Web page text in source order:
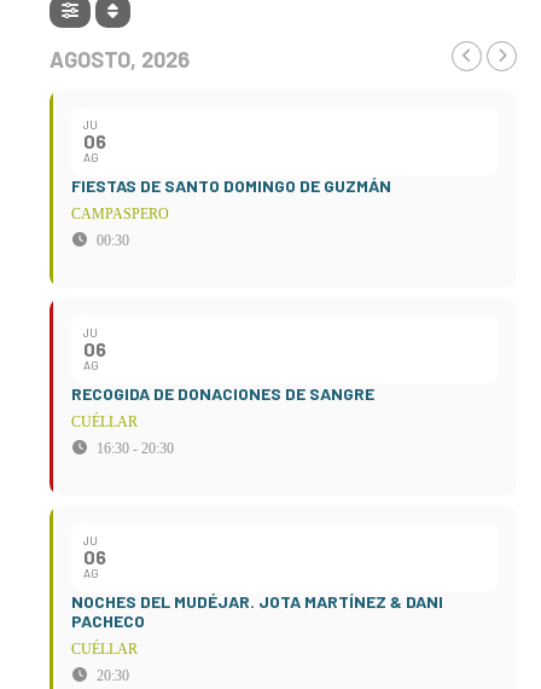
AGOSTO, 2026
JU
06
AG
FIESTAS DE SANTO DOMINGO DE GUZMÁN
CAMPASPERO
00:30
JU
06
AG
RECOGIDA DE DONACIONES DE SANGRE
CUÉLLAR
16:30 - 20:30
JU
06
AG
NOCHES DEL MUDÉJAR. JOTA MARTÍNEZ & DANI
PACHECO
CUÉLLAR
20:30